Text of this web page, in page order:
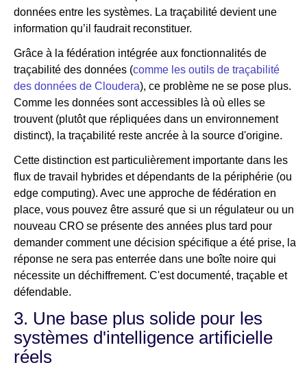
données entre les systèmes. La traçabilité devient une
information qu’il faudrait reconstituer.
Grâce à la fédération intégrée aux fonctionnalités de
traçabilité des données (comme les outils de traçabilité
des données de Cloudera), ce problème ne se pose plus.
Comme les données sont accessibles là où elles se
trouvent (plutôt que répliquées dans un environnement
distinct), la traçabilité reste ancrée à la source d'origine.
Cette distinction est particulièrement importante dans les
flux de travail hybrides et dépendants de la périphérie (ou
edge computing). Avec une approche de fédération en
place, vous pouvez être assuré que si un régulateur ou un
nouveau CRO se présente des années plus tard pour
demander comment une décision spécifique a été prise, la
réponse ne sera pas enterrée dans une boîte noire qui
nécessite un déchiffrement. C'est documenté, traçable et
défendable.
3. Une base plus solide pour les
systèmes d'intelligence artificielle
réels